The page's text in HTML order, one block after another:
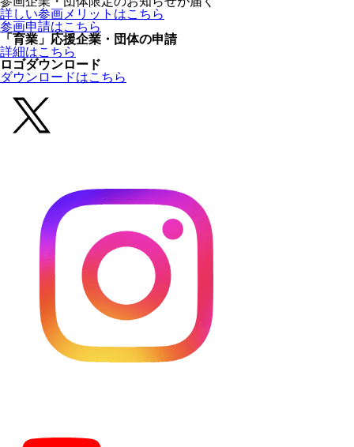
詳しい参画メリットはこちら
参画申請はこちら
「育業」応援企業・団体の申請
詳細はこちら
ロゴダウンロード
ダウンロードはこちら